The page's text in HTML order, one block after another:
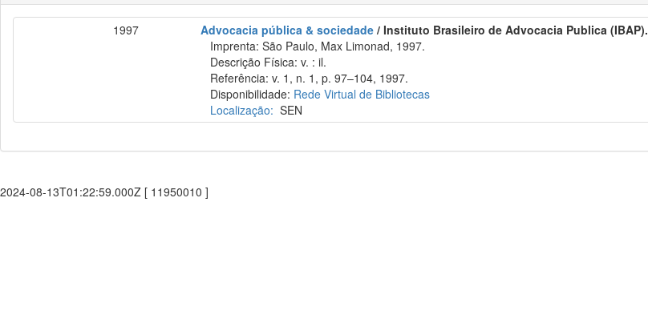
1997 Advocacia pública & sociedade / Instituto Brasileiro de Advocacia Publica (IBAP).
Imprenta: São Paulo, Max Limonad, 1997.
Descrição Física: v. : il.
Referência: v. 1, n. 1, p. 97–104, 1997.
Disponibilidade: Rede Virtual de Bibliotecas
Localização: SEN
2024-08-13T01:22:59.000Z [ 11950010 ]